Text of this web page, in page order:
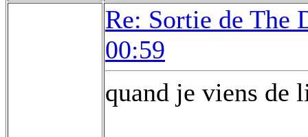
Re: Sortie de The
00:59
quand je viens de